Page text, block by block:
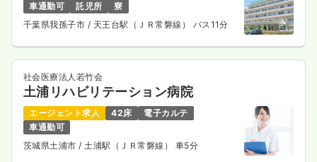
給与 30.2万円/月 賞与83.5万円
※経験8年の例
4週8休以上
ブランク可 月給30万円以上可
気になる
透析 一般病院
車通勤可
託児所
寮
千葉県我孫子市 / 天王台駅（ＪＲ常磐線） バス11分
社会医療法人若竹会
土浦リハビリテーション病院
エージェント求人 42床
電子カルテ
車通勤可
茨城県土浦市/ 土浦駅（ＪＲ常磐線） 車5分